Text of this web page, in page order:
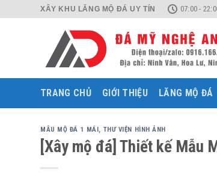
XÂY KHU LĂNG MỘ ĐÁ UY TÍN 07:00 -
TRANG CHỦ GIỚI THIỆU LĂNG MỘ ĐÁ
MẪU MỘ ĐÁ 1 MÁI, THƯ VIỆN HÌNH ẢNH
[Xây mộ đá] Thiết kế Mẫu